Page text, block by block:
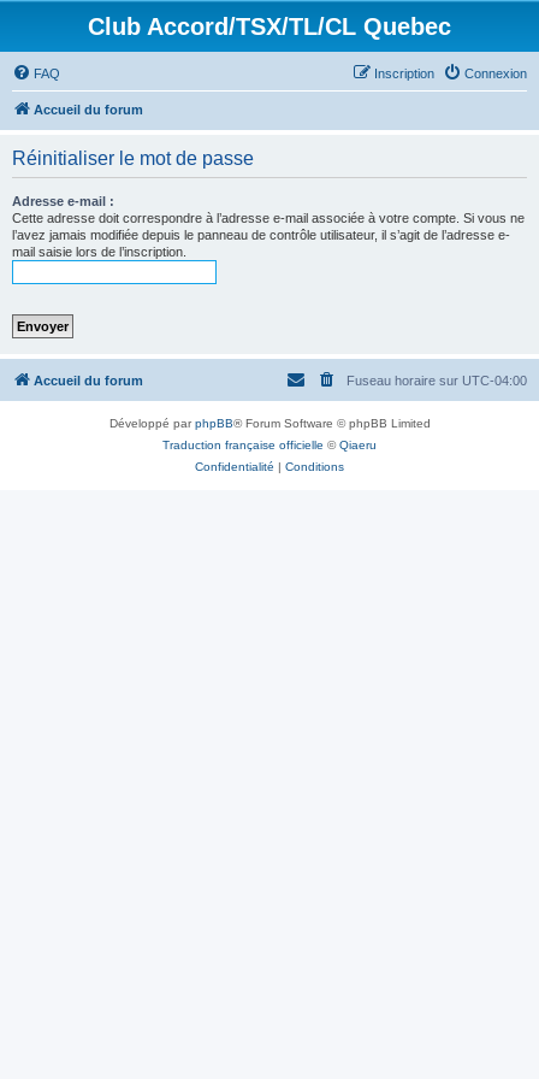
Club Accord/TSX/TL/CL Quebec
FAQ Connexion
Inscription
Accueil du forum
Réinitialiser le mot de passe
Adresse e-mail :
Cette adresse doit correspondre à l’adresse e-mail associée à votre compte. Si vous ne
l’avez jamais modifiée depuis le panneau de contrôle utilisateur, il s’agit de l’adresse e-
mail saisie lors de l’inscription.
Accueil du forum Fuseau horaire sur UTC-04:00
Développé parphpBB® Forum Software © phpBB Limited
Traduction française officielle ©Qiaeru
Confidentialité | Conditions